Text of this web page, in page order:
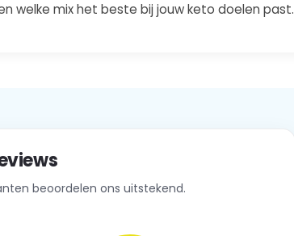
welke mix het beste bij jouw keto doelen past.
beoordelen ons uitstekend.